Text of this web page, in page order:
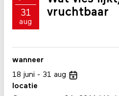
31
aug
vruchtbaar
wanneer
18 juni 31 aug
locatie